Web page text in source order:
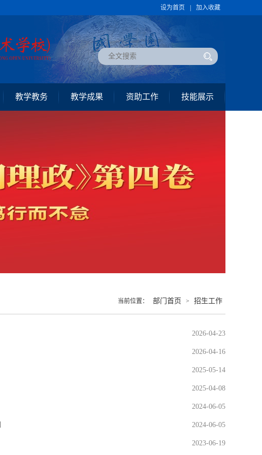
设为首页 加入收藏
教学教务 教学成果 资助工作 技能展示
当前位置： 部门首页 > 招生工作
2026-04-23
2026-04-16
2025-05-14
2025-04-08
2024-06-05
2024-06-05
2023-06-19